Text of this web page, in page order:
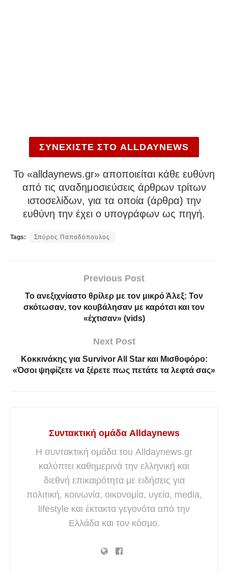
ΣΥΝΕΧΙΣΤΕ ΣΤΟ ALLDAYNEWS
To «alldaynews.gr» αποποιείται κάθε ευθύνη
από τις αναδημοσιεύσεις άρθρων τρίτων
ιστοσελίδων, για τα οποία (άρθρα) την
ευθύνη την έχει ο υπογράφων ως πηγή.
Tags: Σπύρος Παπαδόπουλος
Previous Post
Το ανεξιχνίαστο θρίλερ με τον μικρό Άλεξ: Τον
σκότωσαν, τον κουβάλησαν με καρότσι και τον
«έχτισαν» (vids)
Next Post
Κοκκινάκης για Survivor All Star και Μισθοφόρο:
«Όσοι ψηφίζετε να ξέρετε πως πετάτε τα λεφτά σας»
Συντακτική ομάδα Alldaynews
Η συντακτική ομάδα του Alldaynews.gr
καλύπτει καθημερινά την ελληνική και
διεθνή επικαιρότητα με ειδήσεις για
πολιτική, κοινωνία, οικονομία, υγεία, media,
lifestyle και έκτακτα γεγονότα από την
Ελλάδα και τον κόσμο.